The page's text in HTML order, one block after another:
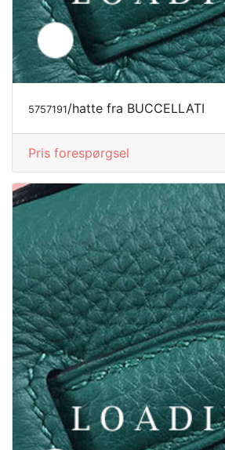
5757191 /hatte fra BUCCELLATI
Pris forespørgsel